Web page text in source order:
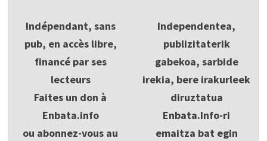
Indépendant, sans
pub, en accès libre,
financé par ses
lecteurs
Faites un don à
Enbata.info
ou abonnez-vous au
Independentea,
publizitaterik
gabekoa, sarbide
irekia, bere irakurleek
diruztatua
Enbata.Info-ri
emaitza bat egin